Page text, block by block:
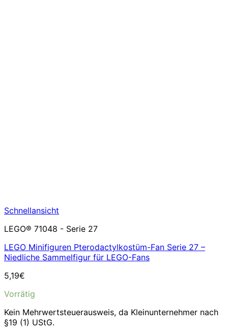
Schnellansicht
LEGO® 71048 - Serie 27
LEGO Minifiguren Pterodactylkostüm-Fan Serie 27 –
Niedliche Sammelfigur für LEGO-Fans
5,19€
Vorrätig
Kein Mehrwertsteuerausweis, da Kleinunternehmer nach
§19 (1) UStG.